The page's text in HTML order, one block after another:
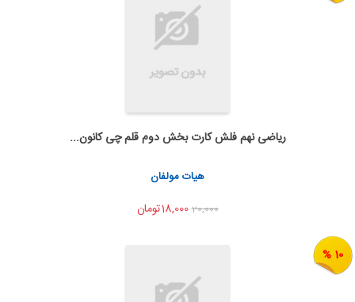
به من اطلاع بده
اشتراک گذاری
ریاضی نهم فلش کارت بخش دوم قلم چی کانون...
هیات مولفان
20,00018,000تومان
10 %